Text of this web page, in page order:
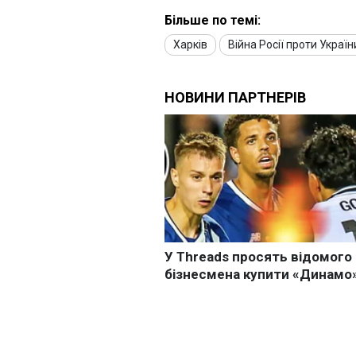
Більше по темі:
Харків Війна Росії проти